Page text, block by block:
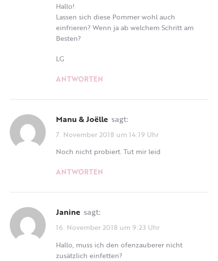
Hallo!
Lassen sich diese Pommer wohl auch
einfrieren? Wenn ja ab welchem Schritt am
Besten?
LG
ANTWORTEN
Manu & Joëlle sagt:
7. November 2018 um 14:19 Uhr
Noch nicht probiert. Tut mir leid
ANTWORTEN
Janine sagt:
16. November 2018 um 9:23 Uhr
Hallo, muss ich den ofenzauberer nicht
zusätzlich einfetten?